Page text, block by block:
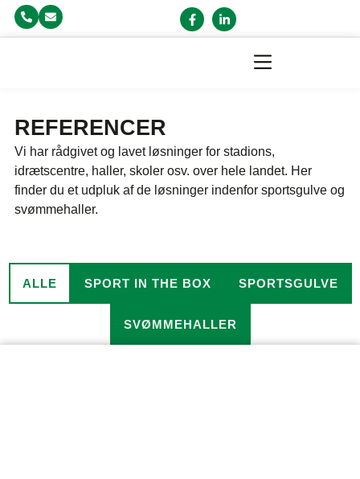
REFERENCER
Vi har rådgivet og lavet løsninger for stadions,
idrætscentre, haller, skoler osv. over hele landet. Her
finder du et udpluk af de løsninger indenfor sportsgulve og
svømmehaller.
SPORT IN THE BOX SPORTSGULVE
SVØMMEHALLER
ALLE